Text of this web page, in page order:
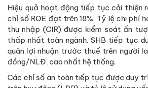
Hiệu quả hoạt động tiếp tục cải thiện
chỉ số ROE đạt trên 18%. Tỷ lệ chi phí
thu nhập (CIR) được kiểm soát ấn
thấp nhất toàn ngành. SHB tiếp tục
quân lợi nhuận trước thuế trên người
đồng/NLĐ, cao nhất hệ thống.
Các chỉ số an toàn tiếp tục được duy